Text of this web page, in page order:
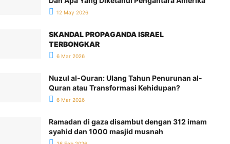
12 May 2026
SKANDAL PROPAGANDA ISRAEL
TERBONGKAR
6 Mar 2026
Nuzul al-Quran: Ulang Tahun Penurunan al-
Quran atau Transformasi Kehidupan?
6 Mar 2026
Ramadan di gaza disambut dengan 312 imam
syahid dan 1000 masjid musnah